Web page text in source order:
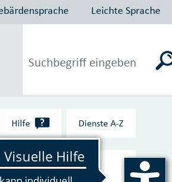
Leichte Sprache
Hilfe ? Dienste A‑Z